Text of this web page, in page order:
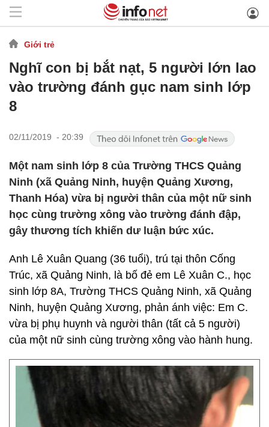
Giới trẻ
Nghĩ con bị bắt nạt, 5 người lớn lao
vào trường đánh gục nam sinh lớp
8
02/11/2019 - 20:39
Một nam sinh lớp 8 của Trường THCS Quảng
Ninh (xã Quảng Ninh, huyện Quảng Xương,
Thanh Hóa) vừa bị người thân của một nữ sinh
học cùng trường xông vào trường đánh đập,
gây thương tích khiến dư luận bức xúc.
Anh Lê Xuân Quang (36 tuổi), trú tại thôn Cống
Trúc, xã Quảng Ninh, là bố đẻ em Lê Xuân C., học
sinh lớp 8A, Trường THCS Quảng Ninh, xã Quảng
Ninh, huyện Quảng Xương, phản ánh việc: Em C.
vừa bị phụ huynh và người thân (tất cả 5 người)
của một nữ sinh cùng trường xông vào hành hung.